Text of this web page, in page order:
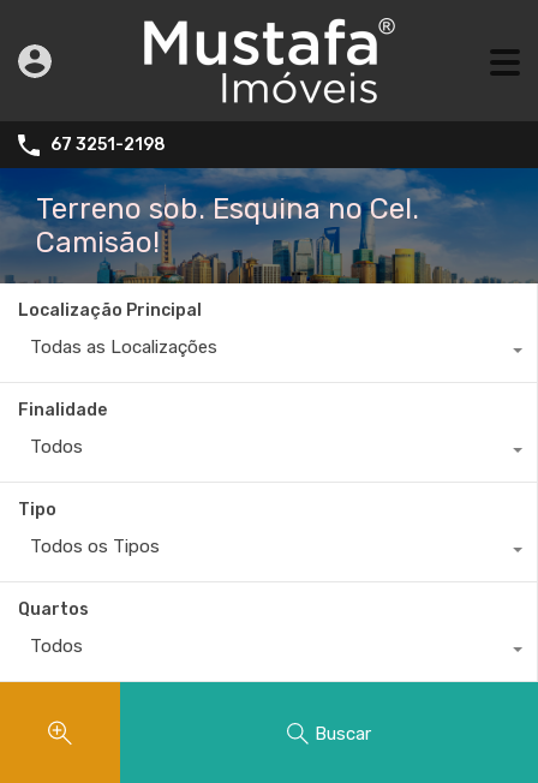
67 3251-2198
Terreno sob. Esquina no Cel.
Camisão!
Localização Principal
Todas as Localizações
Finalidade
Todos
Tipo
Todos os Tipos
Quartos
Todos
Buscar